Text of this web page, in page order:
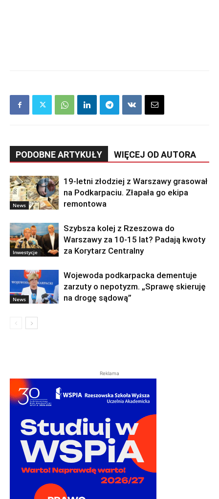
PODOBNE ARTYKUŁY WIĘCEJ OD AUTORA
News
19-letni złodziej z Warszawy grasował
na Podkarpaciu. Złapała go ekipa
remontowa
Inwestycje
Szybsza kolej z Rzeszowa do
Warszawy za 10-15 lat? Padają kwoty
za Korytarz Centralny
News
Wojewoda podkarpacka dementuje
zarzuty o nepotyzm. „Sprawę skieruję
na drogę sądową”
Reklama